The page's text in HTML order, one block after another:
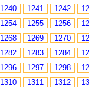
1240
1241 1242
1254
1255 1256
1268
1269 1270
1282
1283 1284
1296
1297 1298
1310
1311 1312